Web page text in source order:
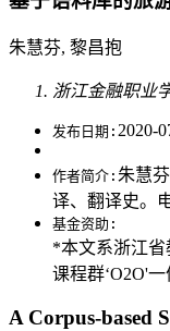
朱慧芬, 黎昌抱
浙江金融职业
发布日期: 2020-
作者简介: 朱慧
译、翻译史。
基金资助:
*本文系浙江省
课程群‘O2O'
A Corpus-based